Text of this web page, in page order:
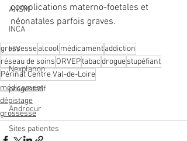
ANSM
INCA
HIV
Nexplanon
progestatif
Androcur
Sites patientes
complications materno-foetales et
néonatales parfois graves.
grossessealcool médicamentaddiction
réseau de soins ORVEPtabacdroguestupéfiant
Périnat Centre Val-de-Loire
médicament
dépistage
grossesse